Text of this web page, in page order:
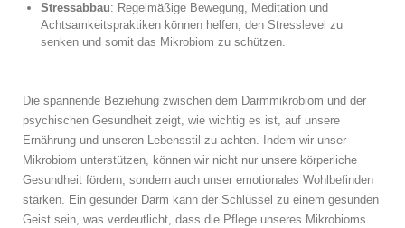
Stressabbau: Regelmäßige Bewegung, Meditation und
Achtsamkeitspraktiken können helfen, den Stresslevel zu
senken und somit das Mikrobiom zu schützen.
Die spannende Beziehung zwischen dem Darmmikrobiom und der
psychischen Gesundheit zeigt, wie wichtig es ist, auf unsere
Ernährung und unseren Lebensstil zu achten. Indem wir unser
Mikrobiom unterstützen, können wir nicht nur unsere körperliche
Gesundheit fördern, sondern auch unser emotionales Wohlbefinden
stärken. Ein gesunder Darm kann der Schlüssel zu einem gesunden
Geist sein, was verdeutlicht, dass die Pflege unseres Mikrobioms